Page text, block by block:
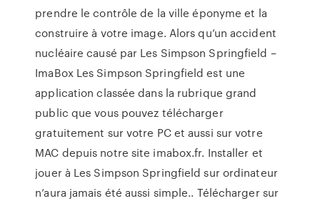
prendre le contrôle de la ville éponyme et la
construire à votre image. Alors qu’un accident
nucléaire causé par Les Simpson Springfield –
ImaBox Les Simpson Springfield est une
application classée dans la rubrique grand
public que vous pouvez télécharger
gratuitement sur votre PC et aussi sur votre
MAC depuis notre site imabox.fr. Installer et
jouer à Les Simpson Springfield sur ordinateur
n’aura jamais été aussi simple.. Télécharger sur